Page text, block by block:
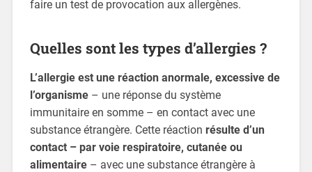
faire un test de provocation aux allergènes.
Quelles sont les types d’allergies ?
L’allergie est une réaction anormale, excessive de
l’organisme– une réponse du système
immunitaire en somme – en contact avec une
substance étrangère. Cette réaction résulte d’un
contact – par voie respiratoire, cutanée ou
alimentaire – avec une substance étrangère à